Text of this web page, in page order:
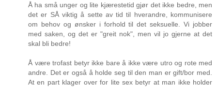
Å ha små unger og lite kjærestetid gjør det ikke bedre, men
det er SÅ viktig å sette av tid til hverandre, kommunisere
om behov og ønsker i forhold til det seksuelle. Vi jobber
med saken, og det er "greit nok", men vil jo gjerne at det
skal bli bedre!
Å være trofast betyr ikke bare å ikke være utro og rote med
andre. Det er også å holde seg til den man er gift/bor med.
At en part klager over for lite sex betyr at man ikke holder